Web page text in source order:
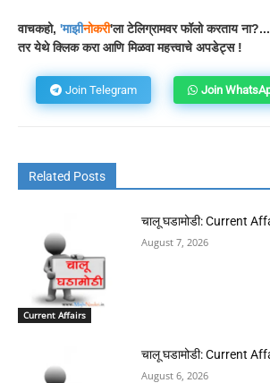
वाचकहो, 'माझीनोकरी'ला टेलिग्रामवर फॉलो करताय
तर येथे क्लिक करा आणि मिळवा महत्त्वाचे अपडेट्स !
Join Telegram Join
Related Posts
Current Affairs
चालू घडामोडी: Current
August 7, 2026
चालू घडामोडी: Current
August 6, 2026